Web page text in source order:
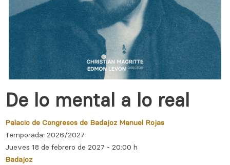
De lo mental a lo real
Palacio de Congresos de Badajoz Manuel Rojas
Temporada: 2026/2027
Jueves 18 de febrero de 2027 - 20:00 h
Badajoz